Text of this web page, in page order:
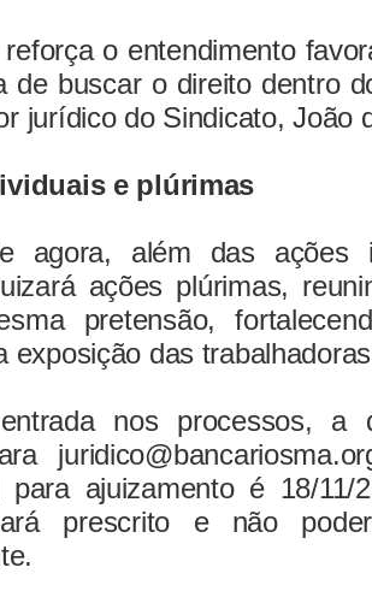
o entendimento
de buscar o direito dentro
jurídico do Sindicato, João
e plúrimas
agora, além das ações
ações plúrimas,
pretensão,
exposição das
nos processos, a
para ajuizamento é 18/
prescrito e não